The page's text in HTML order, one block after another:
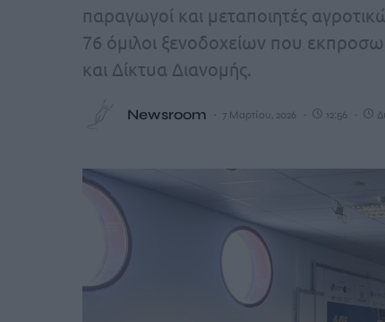
παραγωγοί και μεταποιητές
76 όμιλοι ξενοδοχείων που
και Δίκτυα Διανομής.
Newsroom 7 Μαρτίου, 2026 12:56